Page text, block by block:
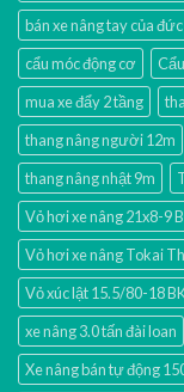
bán xe nâng tay của
cẩu móc động cơ
mua xe đẩy 2 tầng
thang nâng người 12m
thang nâng nhật 9m
Vỏ hơi xe nâng 21x8-9
Vỏ hơi xe nâng Tokai
Vỏ xúc lật 15.5/80-18
xe nâng 3.0 tấn đài loan
Xe nâng bán tự động